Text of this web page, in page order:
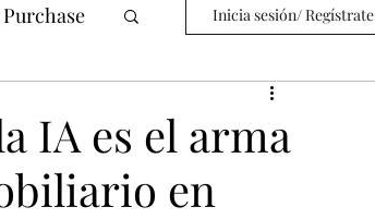
Purchase Inicia sesión/ Regístrate
IA es el arma
en